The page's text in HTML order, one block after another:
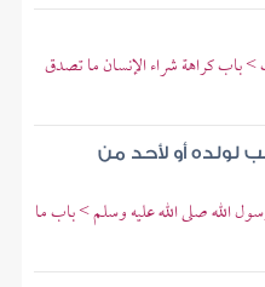
باب كراهة شراء الإنسان ما تصدق
لولده أو لأحد من
الله صلى الله عليه وسلم > باب ما